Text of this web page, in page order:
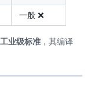
一般 ❌
业级标准，其编译